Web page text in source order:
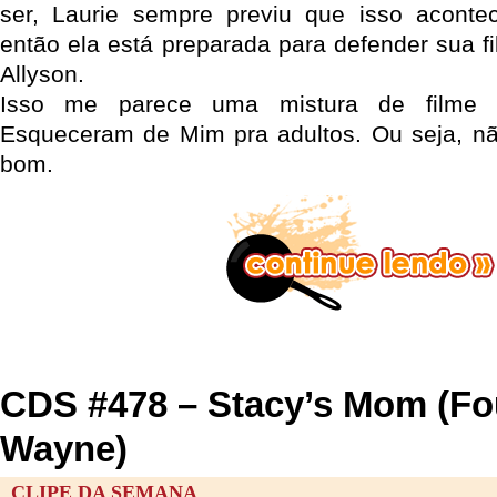
ser, Laurie sempre previu que isso
então ela está preparada para defender sua
Allyson.
Isso me parece uma mistura de
Esqueceram de Mim pra adultos. Ou seja,
bom.
CDS #478 – Stacy’s Mom
Wayne)